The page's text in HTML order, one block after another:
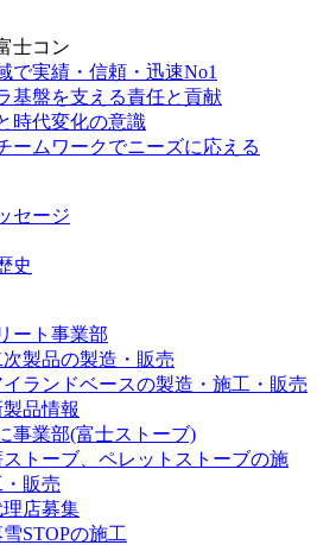
士コン
で実績・信頼・迅速No1
基盤を支える責任と貢献
時代変化の意識
ームワークでニーズに応える
セージ
史
ート事業部
次製品の製造・販売
イランドベースの製造・施工・販売
製品情報
事業部(富士ストーブ)
ストーブ、ペレットストーブの施
・販売
理店募集
STOPの施工